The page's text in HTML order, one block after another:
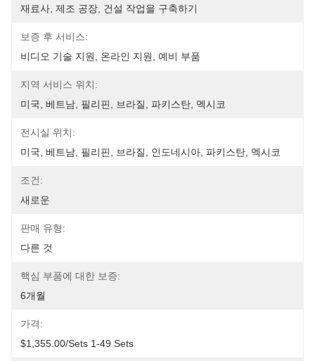
재료사, 제조 공장, 건설 작업을 구축하기
보증 후 서비스:
비디오 기술 지원, 온라인 지원, 예비 부품
지역 서비스 위치:
미국, 베트남, 필리핀, 브라질, 파키스탄, 멕시코
전시실 위치:
미국, 베트남, 필리핀, 브라질, 인도네시아, 파키스탄, 멕시코
조건:
새로운
판매 유형:
다른 것
핵심 부품에 대한 보증:
6개월
가격:
$1,355.00/sets 1-49 Sets